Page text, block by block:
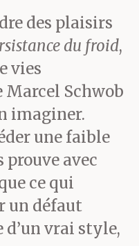
de
convois
du
des
de
du
des plaisirs
du froid,
vies
Schwob
imaginer.
une faible
avec
ce qui
un défaut
d’un vrai style,